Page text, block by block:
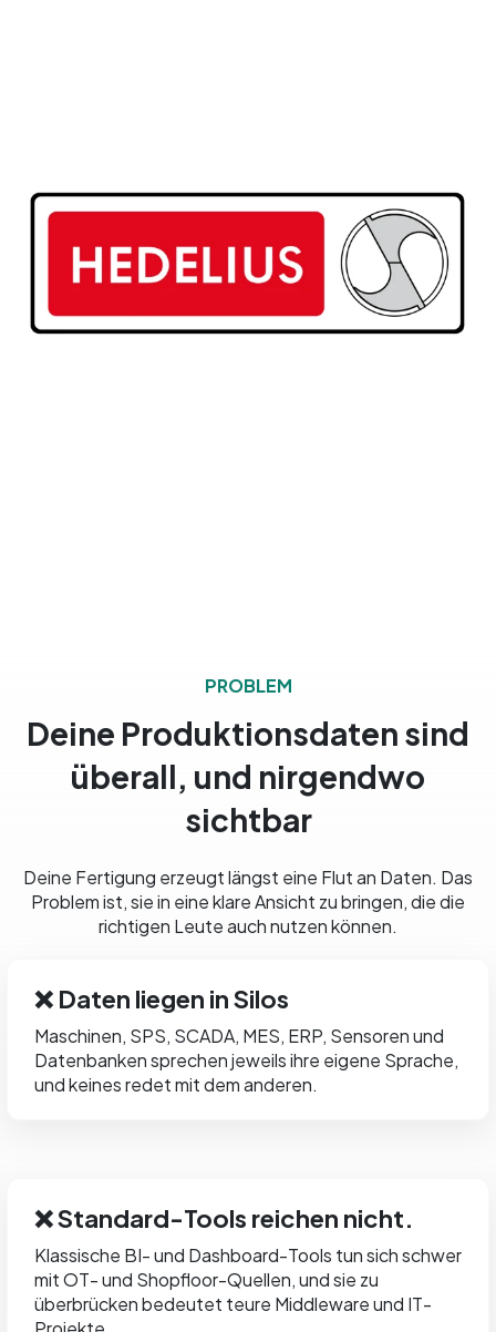
PROBLEM
Deine Produktionsdaten sind
überall, und nirgendwo
sichtbar
Deine Fertigung erzeugt längst eine Flut an Daten. Das
Problem ist, sie in eine klare Ansicht zu bringen, die die
richtigen Leute auch nutzen können.
❌ Daten liegen in Silos
Maschinen, SPS, SCADA, MES, ERP, Sensoren und
Datenbanken sprechen jeweils ihre eigene Sprache,
und keines redet mit dem anderen.
❌ Standard-Tools reichen nicht.
Klassische BI- und Dashboard-Tools tun sich schwer
mit OT- und Shopfloor-Quellen, und sie zu
überbrücken bedeutet teure Middleware und IT-